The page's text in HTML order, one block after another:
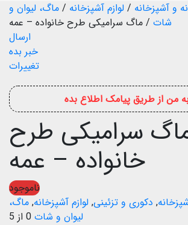
و آشپزخانه / لوازم آشپزخانه / ماگ، لیوان و
شات / ماگ سرامیکی طرح خانواده – عمه
ارسال
خبر بده
تغییرات
من از طریق پیامک اطلاع بده
سرامیکی طرح
خانواده – عمه
ناموجود
, دکوری و تزئینی, لوازم آشپزخانه, ماگ،
لیوان و شات 0 از 5